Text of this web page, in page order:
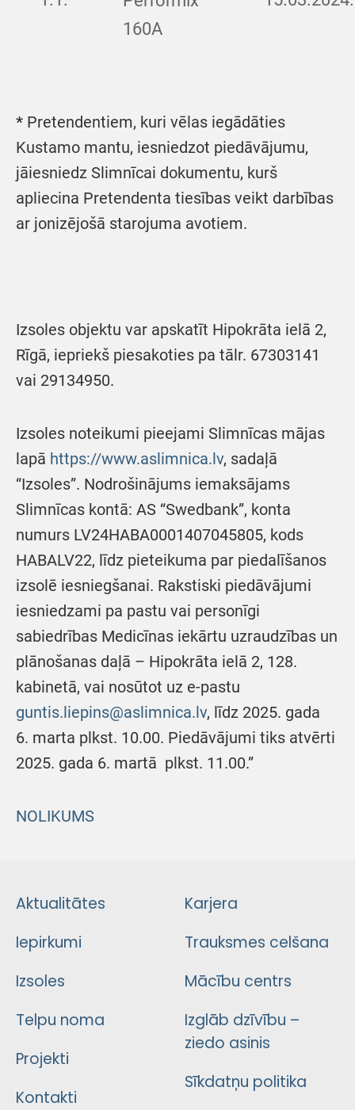
160A
* Pretendentiem, kuri vēlas iegādāties
Kustamo mantu, iesniedzot piedāvājumu,
jāiesniedz Slimnīcai dokumentu, kurš
apliecina Pretendenta tiesības veikt darbības
ar jonizējošā starojuma avotiem.
Izsoles objektu var apskatīt Hipokrāta ielā 2,
Rīgā, iepriekš piesakoties pa tālr. 67303141
vai 29134950.
Izsoles noteikumi pieejami Slimnīcas mājas
lapā https://www.aslimnica.lv, sadaļā
“Izsoles”. Nodrošinājums iemaksājams
Slimnīcas kontā: AS “Swedbank”, konta
numurs LV24HABA0001407045805, kods
HABALV22, līdz pieteikuma par piedalīšanos
izsolē iesniegšanai. Rakstiski piedāvājumi
iesniedzami pa pastu vai personīgi
sabiedrības Medicīnas iekārtu uzraudzības un
plānošanas daļā – Hipokrāta ielā 2, 128.
kabinetā, vai nosūtot uz e-pastu
guntis.liepins@aslimnica.lv, līdz 2025. gada
6. marta plkst. 10.00. Piedāvājumi tiks atvērti
2025. gada 6. martā plkst. 11.00.”
NOLIKUMS
Aktualitātes
Iepirkumi
Izsoles
Telpu noma
Projekti
Kontakti
Karjera
Trauksmes celšana
Mācību centrs
Izglāb dzīvību –
ziedo asinis
Sīkdatņu politika